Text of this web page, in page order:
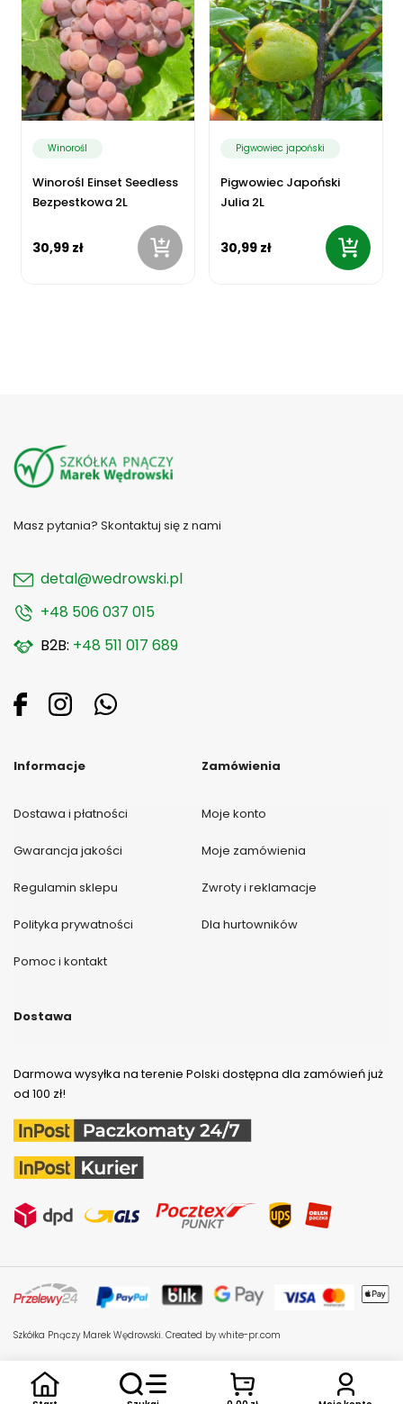
Winorośl
Winorośl Einset Seedless
Bezpestkowa 2L
30,99 zł
Pigwowiec japoński
Pigwowiec Japoński
Julia 2L
30,99 zł
Masz pytania? Skontaktuj się z nami
detal@wedrowski.pl
+48 506 037 015
B2B: +48 511 017 689
Informacje
Dostawa i płatności
Gwarancja jakości
Regulamin sklepu
Polityka prywatności
Pomoc i kontakt
Zamówienia
Moje konto
Moje zamówienia
Zwroty i reklamacje
Dla hurtowników
Dostawa
Darmowa wysyłka na terenie Polski dostępna dla zamówień już
od 100 zł!
Szkółka Pnączy Marek Wędrowski. Created by white-pr.com